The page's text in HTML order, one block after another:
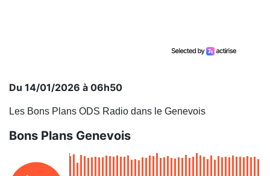
Du 14/01/2026 à 06h50
Les Bons Plans ODS Radio dans le Genevois
Bons Plans Genevois